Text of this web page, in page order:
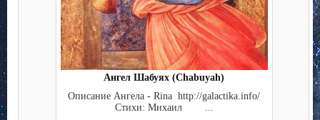
Ангел Шабуях (Chabuyah)
Описание Ангела - Rina http://galactika.info/
Стихи: Михаил ...